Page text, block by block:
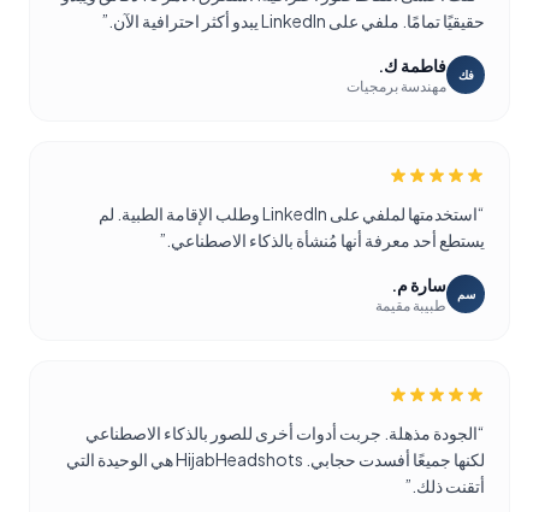
حقيقيًا تمامًا. ملفي على LinkedIn يبدو أكثر احترافية الآن.
”
فك فاطمة ك.
مهندسة برمجيات
“
استخدمتها لملفي على LinkedIn وطلب الإقامة الطبية. لم
يستطع أحد معرفة أنها مُنشأة بالذكاء الاصطناعي. ”
سم سارة م.
طبيبة مقيمة
“الجودة مذهلة. جربت أدوات أخرى للصور بالذكاء الاصطناعي
لكنها جميعًا أفسدت حجابي. HijabHeadshots هي الوحيدة التي
أتقنت ذلك. ”